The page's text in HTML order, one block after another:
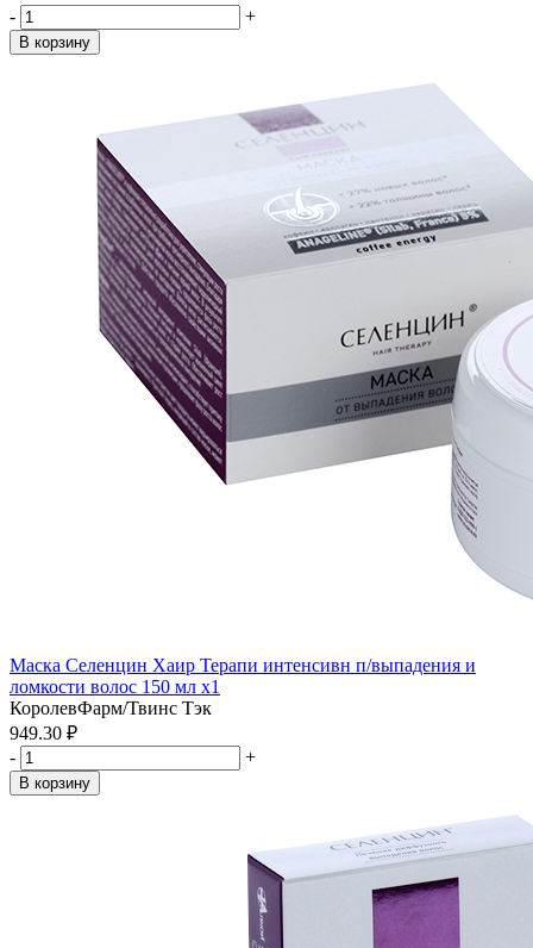
-
+
В корзину
Маска Селенцин Хаир Терапи интенсивн п/выпадения и
ломкости волос 150 мл x1
КоролевФарм/Твинс Тэк
949.30 ₽
-
+
В корзину